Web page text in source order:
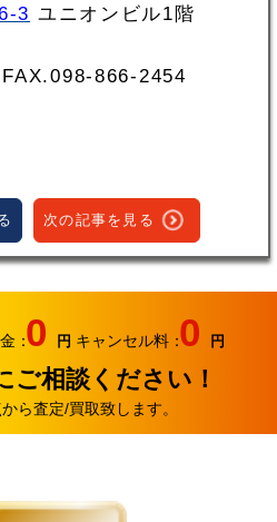
3 ユニオンビル1階
次の記事を見る
：0 円 キャンセル料：0 円
ご相談ください！
ら査定/買取致します。